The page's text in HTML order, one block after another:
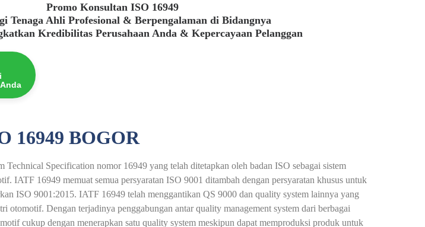
Promo Konsultan ISO 16949
Tenaga Ahli Profesional & Berpengalaman di Bidangnya
Kredibilitas Perusahaan Anda & Kepercayaan Pelanggan
16949 BOGOR
Specification nomor 16949 yang telah ditetapkan oleh badan ISO sebagai sistem
IATF 16949 memuat semua persyaratan ISO 9001 ditambah dengan persyaratan khusus untuk
ISO 9001:2015. IATF 16949 telah menggantikan QS 9000 dan quality system lainnya yang
otomotif. Dengan terjadinya penggabungan antar quality management system dari berbagai
cukup dengan menerapkan satu quality system meskipun dapat memproduksi produk untuk